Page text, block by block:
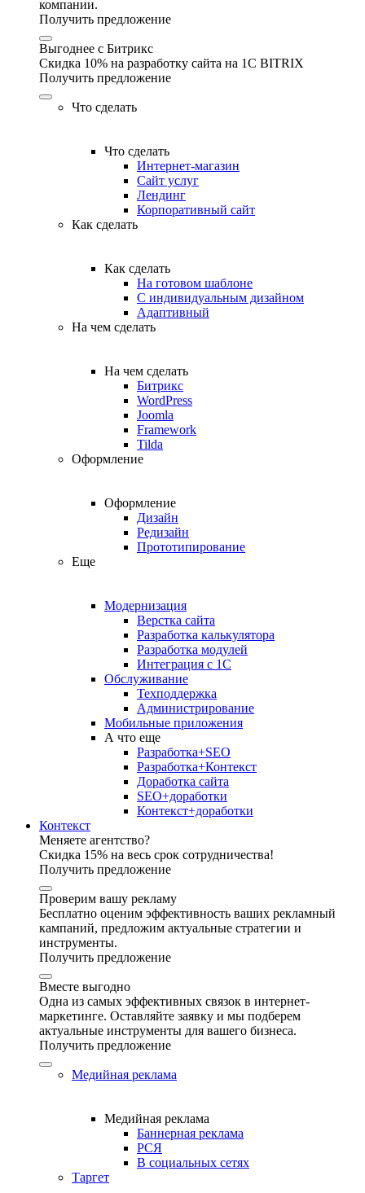
компании.
Получить предложение
Выгоднее с Битрикс
Скидка 10% на разработку сайта на 1C BITRIX
Получить предложение
Что сделать
Что сделать
Интернет-магазин
Сайт услуг
Лендинг
Корпоративный сайт
Как сделать
Как сделать
На готовом шаблоне
С индивидуальным дизайном
Адаптивный
На чем сделать
На чем сделать
Битрикс
WordPress
Joomla
Framework
Tilda
Оформление
Оформление
Дизайн
Редизайн
Прототипирование
Еще
Модернизация
Верстка сайта
Разработка калькулятора
Разработка модулей
Интеграция с 1С
Обслуживание
Техподдержка
Администрирование
Мобильные приложения
А что еще
Разработка+SEO
Разработка+Контекст
Доработка сайта
SEO+доработки
Контекст+доработки
Контекст
Меняете агентство?
Скидка 15% на весь срок сотрудничества!
Получить предложение
Проверим вашу рекламу
Бесплатно оценим эффективность ваших рекламный
кампаний, предложим актуальные стратегии и
инструменты.
Получить предложение
Вместе выгодно
Одна из самых эффективных связок в интернет-
маркетинге. Оставляйте заявку и мы подберем
актуальные инструменты для вашего бизнеса.
Получить предложение
Медийная реклама
Медийная реклама
Баннерная реклама
РСЯ
В социальных сетях
Таргет